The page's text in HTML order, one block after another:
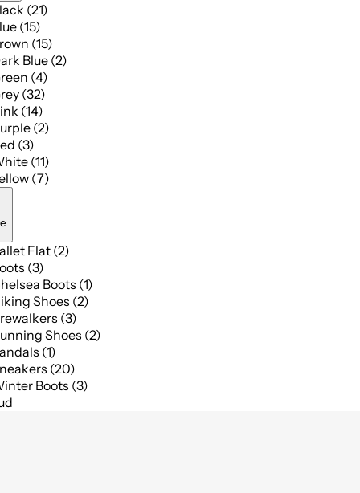
(21)
(15)
(15)
Blue (2)
(4)
(32)
(14)
(2)
(3)
(11)
(7)
Flat (2)
(3)
Boots (1)
Shoes (2)
(3)
Shoes (2)
(1)
(20)
Boots (3)